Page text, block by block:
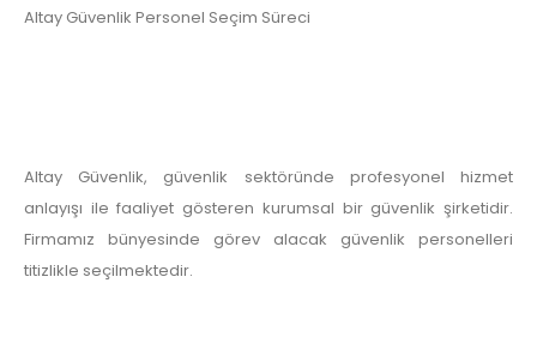
Altay Güvenlik Personel Seçim Süreci
Altay Güvenlik, güvenlik sektöründe profesyonel hizmet
anlayışı ile faaliyet gösteren kurumsal bir güvenlik şirketidir.
Firmamız bünyesinde görev alacak güvenlik personelleri
titizlikle seçilmektedir.